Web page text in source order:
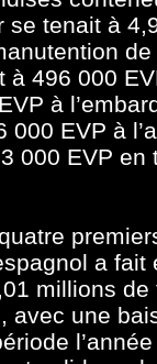
se tenait à
à 496 000
à
000 EVP à
000 EVP en
a fait
millions de
avec une